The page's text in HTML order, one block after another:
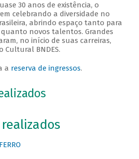
30 anos de existência, o
celebrando a diversidade no
abrindo espaço tanto para
novos talentos. Grandes
no início de suas carreiras,
Cultural BNDES.
a reserva de ingressos.